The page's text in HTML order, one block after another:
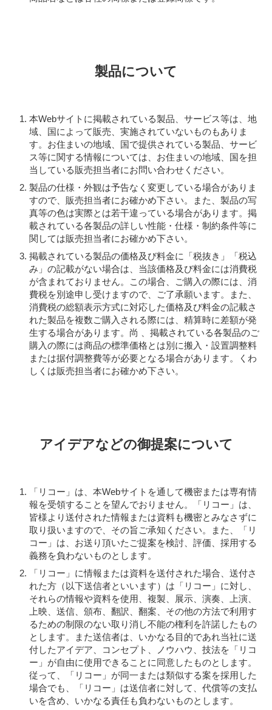
製品について
本Webサイトに掲載されている製品、サービス等は、地
域、国によって販売、実施されていないものもありま
す。お住まいの地域、国で提供されている製品、サービ
ス等に関する情報については、お住まいの地域、国を担
当している販売担当者にお問い合わせください。
製品の仕様・外観は予告なく変更している場合がありま
すので、販売担当者にお確かめ下さい。また、製品の写
真等の色は実際とは若干違っている場合があります。掲
載されている各製品の詳しい性能・仕様・制約条件等に
関しては販売担当者にお確かめ下さい。
掲載されている製品の価格及び料金に「税抜き」「税込
み」の記載がない場合は、当該価格及び料金には消費税
が含まれておりません。この場合、ご購入の際には、消
費税を別途申し受けますので、ご了承願います。また、
消費税の総額表示方式に対応した価格及び料金の記載さ
れた製品を複数ご購入される際には、精算時に差額が発
生する場合があります。尚 、掲載されている各製品のご
購入の際には商品の標準価格とは別に搬入・設置調整料
または据付調整費等が必要となる場合があります。くわ
しくは販売担当者にお確かめ下さい。
アイデアなどの御提案について
「リコー」は、本Webサイトを通して機密または専有情
報を受領することを望んでおりません。「リコー」は、
皆様より送付された情報または資料も機密とみなさずに
取り扱いますので、その旨ご承知ください。また、「リ
コー」は、お送り頂いたご提案を検討、評価、採用する
義務を負わないものとします。
「リコー」に情報または資料を送付された場合、送付さ
れた方（以下送信者といいます）は「リコー」に対し、
それらの情報や資料を使用、複製、展示、演奏、上演、
上映、送信、頒布、翻訳、翻案、その他の方法で利用す
るための制限のない取り消し不能の権利を許諾したもの
とします。また送信者は、いかなる目的であれ当社に送
付したアイデア、コンセプト、ノウハウ、技法を「リコ
ー」が自由に使用できることに同意したものとします。
従って、「リコー」が同一または類似する案を採用した
場合でも、「リコー」は送信者に対して、代償等の支払
いを含め、いかなる責任も負わないものとします。